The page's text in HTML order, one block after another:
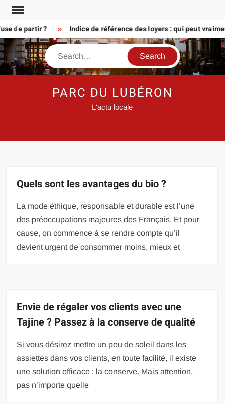
Skip
content
partir ? Indice de référence des loyers : qui peut vraiment
Search
PARC DU LUBÉRON
L'actu locale
Quels sont les avantages du bio ?
La mode éthique, responsable et durable est l’une
des préoccupations majeures des Français. Et pour
cause, on commence à se rendre compte qu’il
devient urgent de consommer moins, mieux et
Envie de régaler vos clients avec une
Tajine ? Passez à la conserve de qualité
Si vous désirez mettre un peu de soleil dans les
assiettes dans vos clients, en toute facilité, il existe
une solution efficace : la conserve. Mais attention,
pas n’importe quelle